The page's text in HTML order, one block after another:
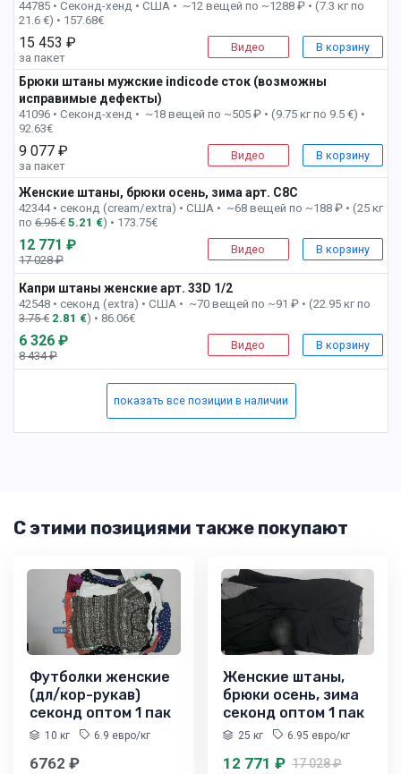
44785 • Секонд-хенд • США • ~12 вещей по ~1288 ₽ • (7.3 кг по
21.6 €) • 157.68€
15 453 ₽
за пакет
Видео В корзину
Брюки штаны мужские indicode сток (возможны
исправимые дефекты)
41096 • Секонд-хенд • ~18 вещей по ~505 ₽ • (9.75 кг по 9.5 €) •
92.63€
9 077 ₽
за пакет
Видео В корзину
Женские штаны, брюки осень, зима арт. C8C
42344 • секонд (cream/extra) • США • ~68 вещей по ~188 ₽ • (25 кг
по 6.95 € 5.21 €) • 173.75€
12 771 ₽
17 028 ₽
Видео В корзину
Капри штаны женские арт. 33D 1/2
42548 • секонд (extra) • США • ~70 вещей по ~91 ₽ • (22.95 кг по
3.75 € 2.81 €) • 86.06€
6 326 ₽
8 434 ₽
Видео В корзину
показать все позиции в наличии
С этими позициями также покупают
Футболки женские
(дл/кор-рукав)
секонд оптом 1 пак
10 кг 6.9 евро/кг
6762 ₽
Женские штаны,
брюки осень, зима
секонд оптом 1 пак
25 кг 6.95 евро/кг
12 771 ₽ 17 028 ₽